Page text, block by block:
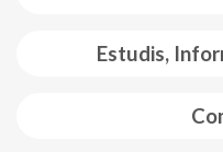
Estudis,